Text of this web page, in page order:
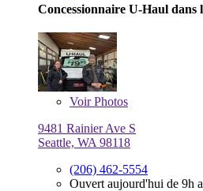
Concessionnaire U-Haul dans
VoirPhotos
9481 Rainier Ave S
Seattle, WA 98118
(206) 462-5554
Ouvert aujourd'hui de 9h